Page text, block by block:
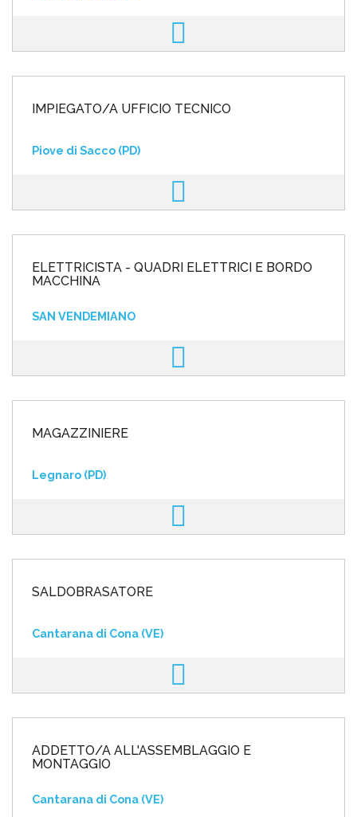
IMPIEGATO/A UFFICIO TECNICO
Piove di Sacco (PD)
ELETTRICISTA - QUADRI ELETTRICI E BORDO
MACCHINA
SAN VENDEMIANO
MAGAZZINIERE
Legnaro (PD)
SALDOBRASATORE
Cantarana di Cona (VE)
ADDETTO/A ALL'ASSEMBLAGGIO E
MONTAGGIO
Cantarana di Cona (VE)